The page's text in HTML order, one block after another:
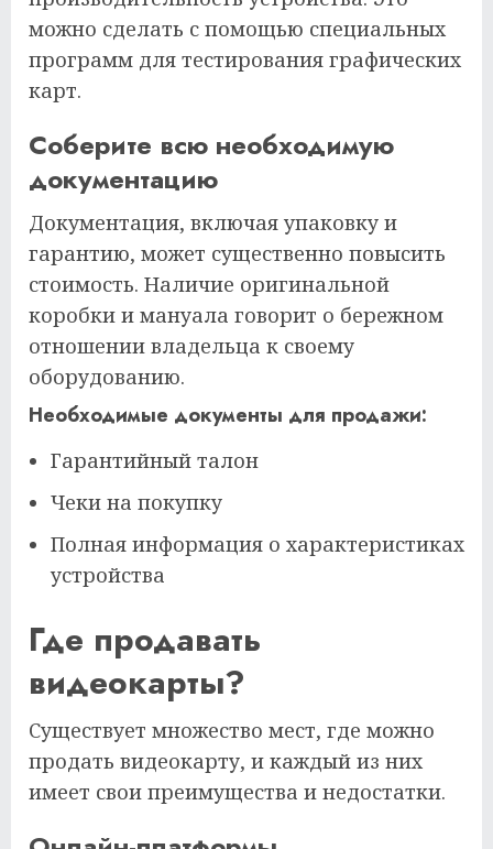
можно сделать с помощью специальных
программ для тестирования графических
карт.
Соберите всю необходимую
документацию
Документация, включая упаковку и
гарантию, может существенно повысить
стоимость. Наличие оригинальной
коробки и мануала говорит о бережном
отношении владельца к своему
оборудованию.
Необходимые документы для продажи:
Гарантийный талон
Чеки на покупку
Полная информация о характеристиках
устройства
Где продавать
видеокарты?
Существует множество мест, где можно
продать видеокарту, и каждый из них
имеет свои преимущества и недостатки.